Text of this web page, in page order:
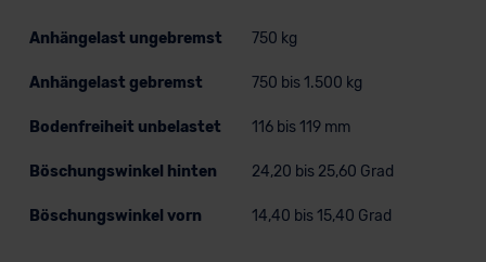
Anhängelast ungebremst 750 kg
Anhängelast gebremst 750 bis 1.500 kg
Bodenfreiheit unbelastet 116 bis 119 mm
Böschungswinkel hinten 24,20 bis 25,60 Grad
Böschungswinkel vorn 14,40 bis 15,40 Grad